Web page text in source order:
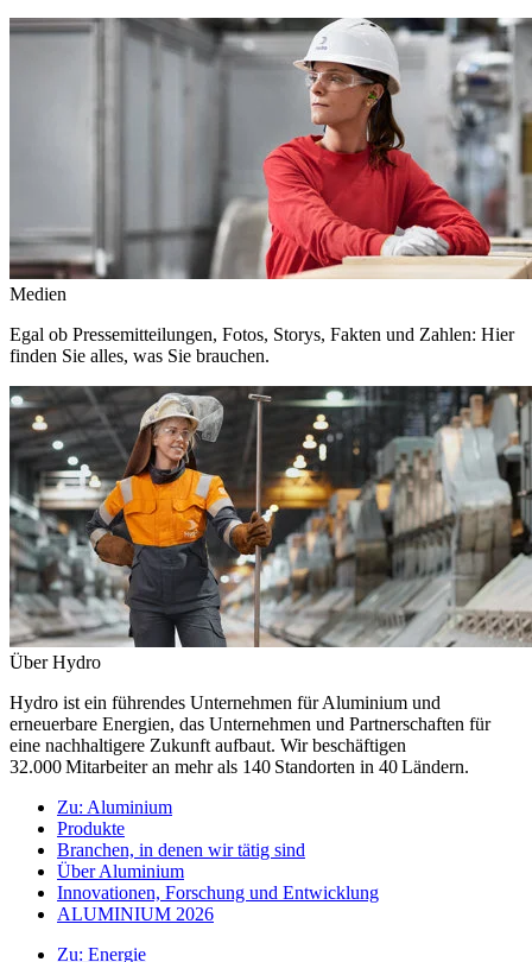
Medien
Egal ob Pressemitteilungen, Fotos, Storys, Fakten und Zahlen: Hier
finden Sie alles, was Sie brauchen.
Über Hydro
Hydro ist ein führendes Unternehmen für Aluminium und
erneuerbare Energien, das Unternehmen und Partnerschaften für
eine nachhaltigere Zukunft aufbaut. Wir beschäftigen
32.000 Mitarbeiter an mehr als 140 Standorten in 40 Ländern.
Zu: Aluminium
Produkte
Branchen, in denen wir tätig sind
Über Aluminium
Innovationen, Forschung und Entwicklung
ALUMINIUM 2026
Zu: Energie